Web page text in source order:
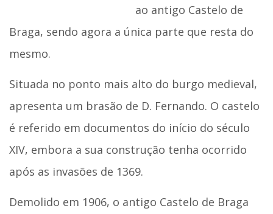
ao antigo Castelo de
Braga, sendo agora a única parte que resta do
mesmo.
Situada no ponto mais alto do burgo medieval,
apresenta um brasão de D. Fernando. O castelo
é referido em documentos do início do século
XIV, embora a sua construção tenha ocorrido
após as invasões de 1369.
Demolido em 1906, o antigo Castelo de Braga